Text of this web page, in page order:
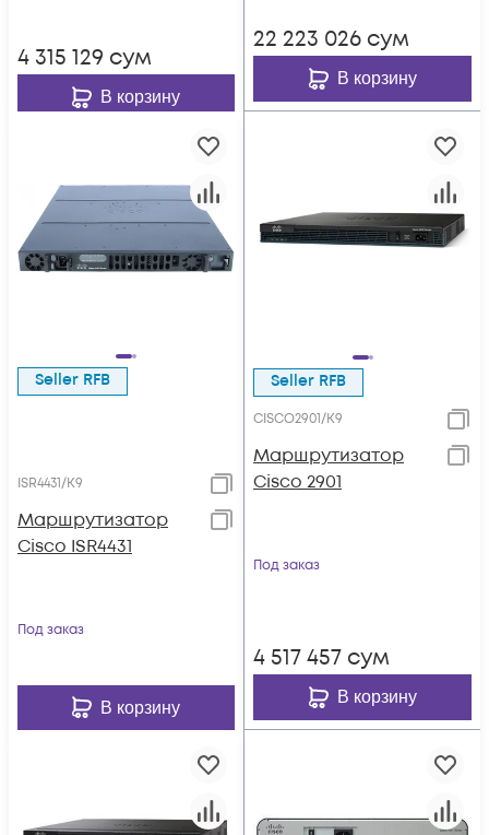
4 315 129 сум
В корзину
22 223 026 сум
В корзину
Seller RFB
ISR4431/K9
Маршрутизатор
Cisco ISR4431
Под заказ
В корзину
Seller RFB
CISCO2901/K9
Маршрутизатор
Cisco 2901
Под заказ
4 517 457 сум
В корзину